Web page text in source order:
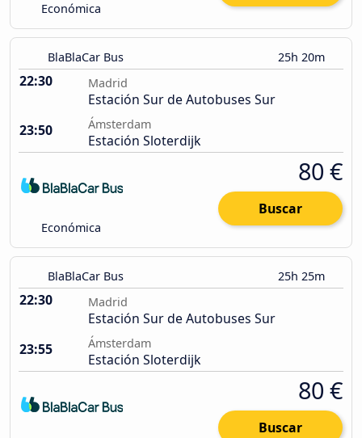
Económica
BlaBlaCar Bus 25h 20m
22:30 Madrid
Estación Sur de Autobuses Sur
23:50
Ámsterdam
Estación Sloterdijk
Económica
80 €
Buscar
BlaBlaCar Bus 25h 25m
22:30 Madrid
Estación Sur de Autobuses Sur
23:55
Ámsterdam
Estación Sloterdijk
80 €
Buscar